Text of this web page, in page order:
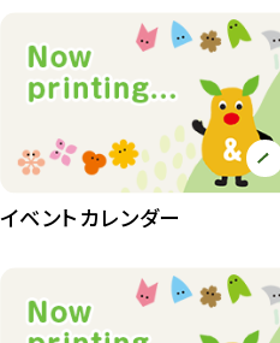
イベントカレンダー